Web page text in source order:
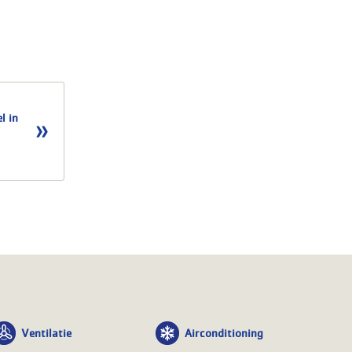
in
Ventilatie Airconditioning